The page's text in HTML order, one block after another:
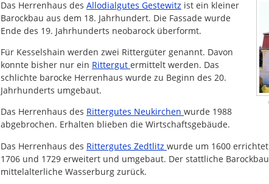
Das Herrenhaus des Allodialgutes Gestewitz ist ein kleiner
Barockbau aus dem 18. Jahrhundert. Die Fassade wurde
Ende des 19. Jahrhunderts neobarock überformt.
Für Kesselshain werden zwei Rittergüter genannt. Davon
konnte bisher nur ein Rittergut ermittelt werden. Das
schlichte barocke Herrenhaus wurde zu Beginn des 20.
Jahrhunderts umgebaut.
Das Herrenhaus des Rittergutes Neukirchen wurde 1988
abgebrochen. Erhalten blieben die Wirtschaftsgebäude.
Das Herrenhaus des Rittergutes Zedtlitz wurde um 1600
1706 und 1729 erweitert und umgebaut. Der stattliche
mittelalterliche Wasserburg zurück.